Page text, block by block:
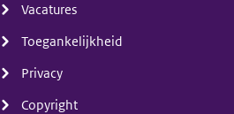
Vacatures
Toegankelijkheid
Privacy
Copyright